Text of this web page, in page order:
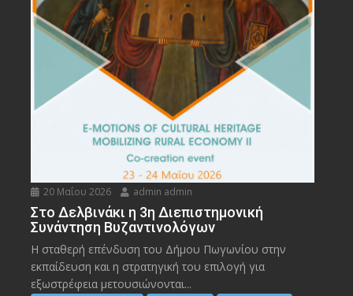
20 Μαΐου 2026 admin admin
Στο Δελβινάκι η 3η Διεπιστημονική
Συνάντηση Βυζαντινολόγων
Η σταθερή επένδυση του Δήμου Πωγωνίου στην
εκπαίδευση και η στρατηγική του επιλογή για
εξωστρέφεια μετουσιώνονται...